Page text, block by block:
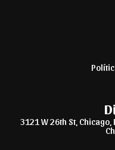
3121 W 26th St,